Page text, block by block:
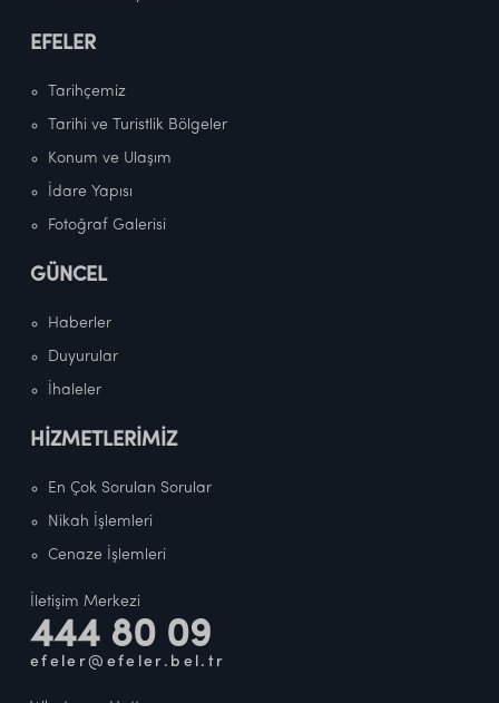
EFELER
Tarihçemiz
Tarihi ve Turistlik Bölgeler
Konum ve Ulaşım
İdare Yapısı
Fotoğraf Galerisi
GÜNCEL
Haberler
Duyurular
İhaleler
HİZMETLERİMİZ
En Çok Sorulan Sorular
Nikah İşlemleri
Cenaze İşlemleri
İletişim Merkezi
444 80 09
efeler@efeler.bel.tr